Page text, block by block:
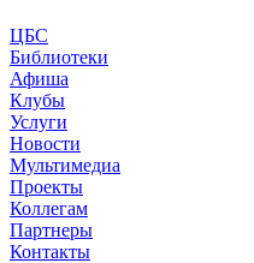
ЦБС
Библиотеки
Афиша
Клубы
Услуги
Новости
Мультимедиа
Проекты
Коллегам
Партнеры
Контакты